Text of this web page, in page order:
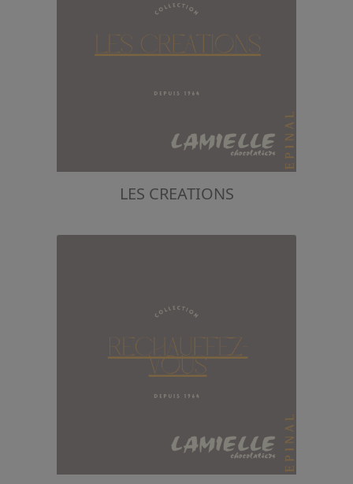
LES CREATIONS